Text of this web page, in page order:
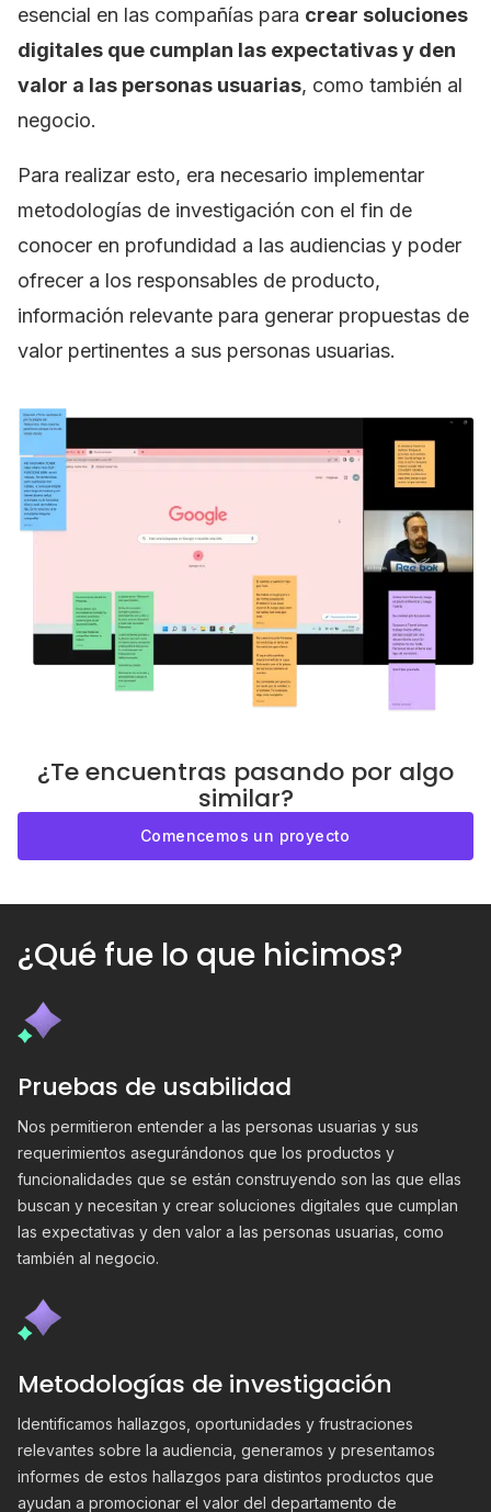
esencial en las compañías para crear soluciones
digitales que cumplan las expectativas y den
valor a las personas usuarias, como también al
negocio.
Para realizar esto, era necesario implementar
metodologías de investigación con el fin de
conocer en profundidad a las audiencias y poder
ofrecer a los responsables de producto,
información relevante para generar propuestas de
valor pertinentes a sus personas usuarias.
¿Te encuentras pasando por algo
similar?
Comencemos un proyecto
¿Qué fue lo que hicimos?
Pruebas de usabilidad
Nos permitieron entender a las personas usuarias y sus
requerimientos asegurándonos que los productos y
funcionalidades que se están construyendo son las que ellas
buscan y necesitan y crear soluciones digitales que cumplan
las expectativas y den valor a las personas usuarias, como
también al negocio.
Metodologías de investigación
Identificamos hallazgos, oportunidades y frustraciones
relevantes sobre la audiencia, generamos y presentamos
informes de estos hallazgos para distintos productos que
ayudan a promocionar el valor del departamento de